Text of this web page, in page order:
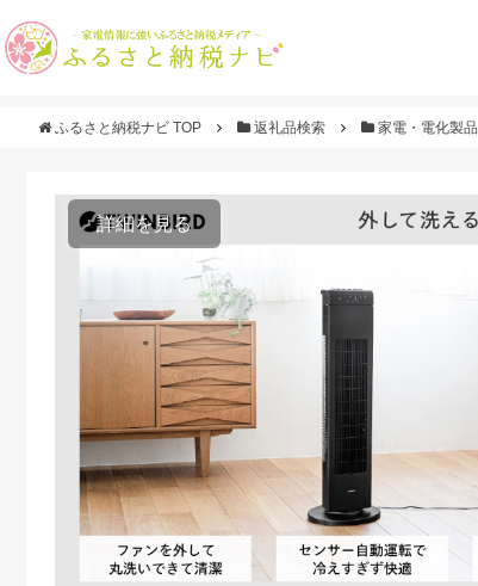
ふるさと納税ナビ TOP 返礼品検索 家電・電化製品
詳細を見る